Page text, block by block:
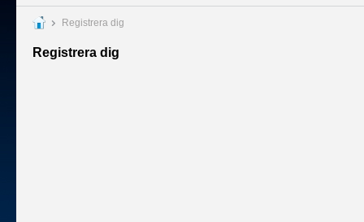
Registrera dig
Registrera dig